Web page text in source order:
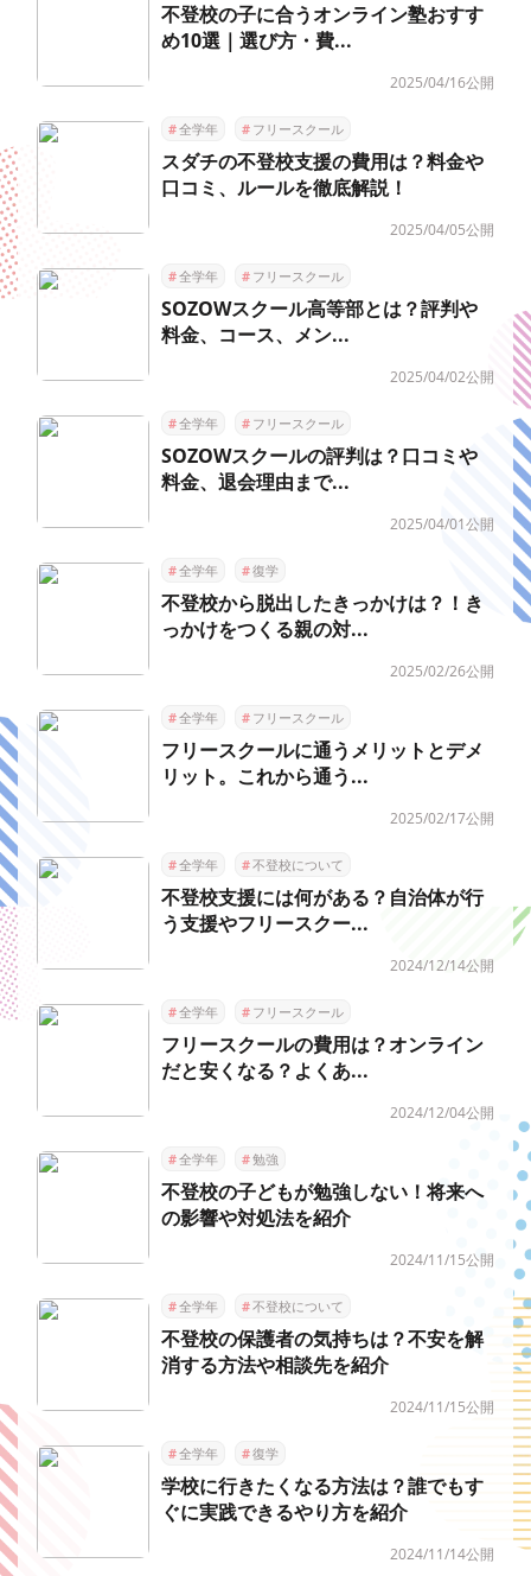
不登校の子に合うオンライン塾おすす
め10選｜選び方・費...
2025/04/16公開
スダチの不登校支援の費用は？料金や
口コミ、ルールを徹底解説！
2025/04/05公開
#全学年 # フリースクール
SOZOWスクール高等部とは？評判や
料金、コース、メン...
2025/04/02公開
#全学年 # フリースクール
SOZOWスクールの評判は？口コミや
料金、退会理由まで...
2025/04/01公開
#全学年 # フリースクール
不登校から脱出したきっかけは？！き
っかけをつくる親の対...
2025/02/26公開
#全学年 #復学
フリースクールに通うメリットとデメ
リット。これから通う...
2025/02/17公開
#全学年 # フリースクール
不登校支援には何がある？自治体が行
う支援やフリースクー...
2024/12/14公開
#全学年 #不登校について
フリースクールの費用は？オンライン
だと安くなる？よくあ...
2024/12/04公開
#全学年 # フリースクール
不登校の子どもが勉強しない！将来へ
の影響や対処法を紹介
2024/11/15公開
#全学年 #勉強
不登校の保護者の気持ちは？不安を解
消する方法や相談先を紹介
2024/11/15公開
#全学年 #不登校について
学校に行きたくなる方法は？誰でもす
ぐに実践できるやり方を紹介
2024/11/14公開
#全学年 #復学